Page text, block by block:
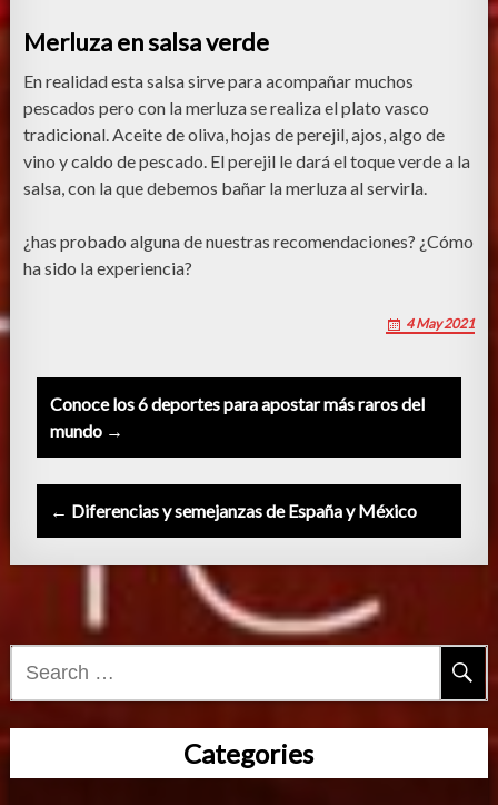
Merluza en salsa verde
En realidad esta salsa sirve para acompañar muchos
pescados pero con la merluza se realiza el plato vasco
tradicional. Aceite de oliva, hojas de perejil, ajos, algo de
vino y caldo de pescado. El perejil le dará el toque verde a la
salsa, con la que debemos bañar la merluza al servirla.
¿has probado alguna de nuestras recomendaciones? ¿Cómo
ha sido la experiencia?
4 May 2021
Post
navigation
Conoce los 6 deportes para apostar más raros del
mundo →
← Diferencias y semejanzas de España y México
Categories